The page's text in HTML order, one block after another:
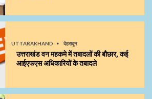
UTTARAKHAND देहरादून
उत्तराखंड वन महकमे में तबादलों की बौछार, कई
आईएफएस अधिकारियों के तबादले